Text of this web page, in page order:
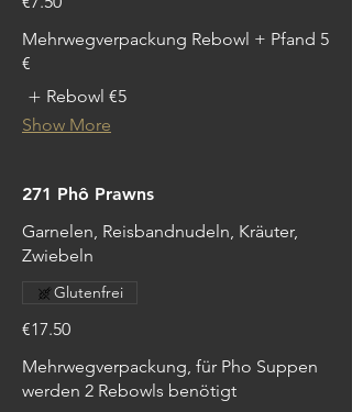
Mehrwegverpackung Rebowl + Pfand 5
€
Rebowl €5
Show More
271 Phô Prawns
Garnelen, Reisbandnudeln, Kräuter,
Zwiebeln
€17.50
Glutenfrei
Mehrwegverpackung, für Pho Suppen
werden 2 Rebowls benötigt